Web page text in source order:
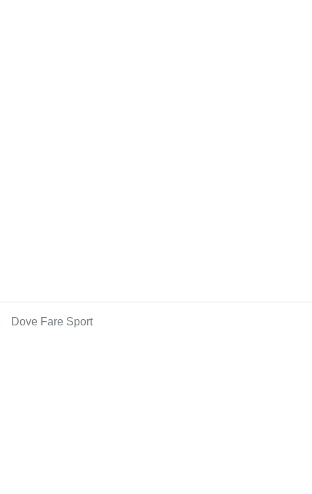
Dove Fare Sport